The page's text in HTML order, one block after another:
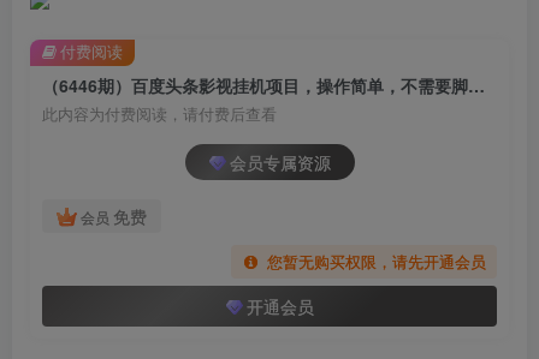
（6446期）百度头条影视挂机项目，操作简单，不需要脚本，单机一小时收益4-6元
此内容为付费阅读，请付费后查看
会员专属资源
会员 免费
您暂无购买权限，请先开通会员
开通会员
付费阅读